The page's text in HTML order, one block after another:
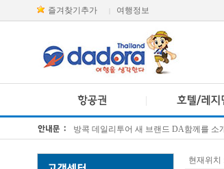
즐겨찾기추가 여행정보
방콕 데일리투어 새 브랜드 DA함께를 소
현재위치